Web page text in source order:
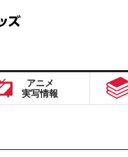
アニメ
実写情報